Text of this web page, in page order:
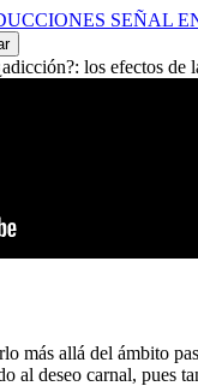
SEÑAL
los efectos de
más allá del ámbito
al deseo carnal, pues